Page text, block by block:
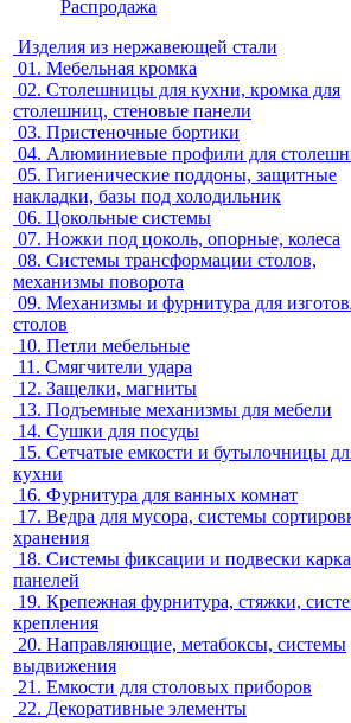
Распродажа
Изделия из нержавеющей стали
01. Мебельная кромка
02. Столешницы для кухни, кромка для
столешниц, стеновые панели
03. Пристеночные бортики
04. Алюминиевые профили для
05. Гигиенические поддоны, защитные
накладки, базы под холодильник
06. Цокольные системы
07. Ножки под цоколь, опорные, колеса
08. Системы трансформации столов,
механизмы поворота
09. Механизмы и фурнитура для
столов
10. Петли мебельные
11. Смягчители удара
12. Защелки, магниты
13. Подъемные механизмы для мебели
14. Сушки для посуды
15. Сетчатые емкости и бутылочницы
кухни
16. Фурнитура для ванных комнат
17. Ведра для мусора, системы
хранения
18. Системы фиксации и подвески
панелей
19. Крепежная фурнитура, стяжки,
крепления
20. Направляющие, метабоксы, системы
выдвижения
21. Емкости для столовых приборов
22. Декоративные элементы